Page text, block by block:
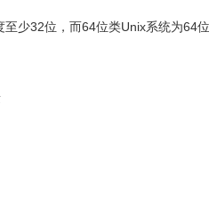
少32位，而64位类Unix系统为64位